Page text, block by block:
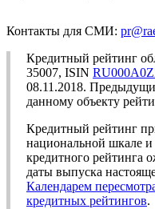
Контакты для СМИ:
Кредитный рейтинг
35007, ISIN
08.11.2018.
данному объекту
Кредитный рейтинг
национальной шкале и
кредитного рейтинга
даты выпуска
Календарем
кредитных рейтингов.